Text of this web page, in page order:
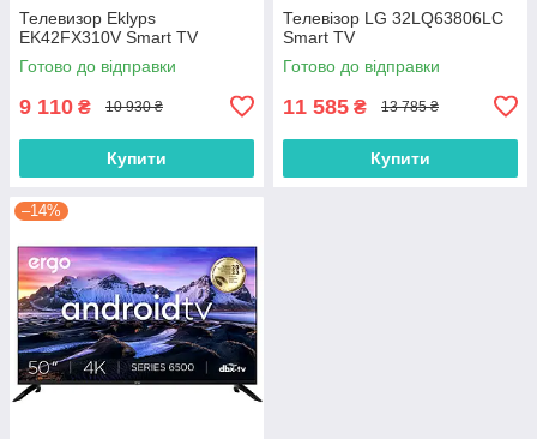
Телевизор Eklyps
EK42FX310V Smart TV
Готово до відправки
9 110 ₴ 10 930 ₴
Купити
Телевізор LG 32LQ63806LC
Smart TV
Готово до відправки
11 585 ₴ 13 785 ₴
Купити
–14%